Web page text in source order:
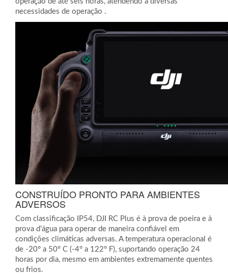
necessidades de operação .
CONSTRUÍDO PRONTO PARAAMBIENTES
ADVERSOS
Com classificação IP54, DJI RC Plus é à prova de poeira e à
prova d’água para operar de maneira confiável em
condições climáticas adversas. A temperatura operacional é
de -20° a 50° C (-4° a 122° F), suportando operação 24
horas por dia, mesmo em ambientes extremamente quentes
ou frios.